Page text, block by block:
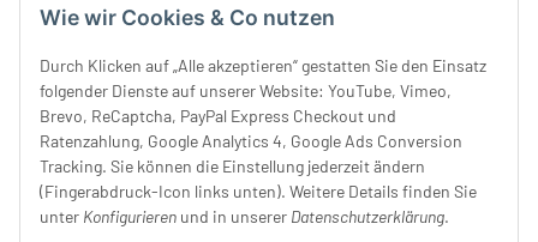
Wie wir Cookies & Co nutzen
Durch Klicken auf „Alle akzeptieren“ gestatten Sie den Einsatz
folgender Dienste auf unserer Website: YouTube, Vimeo,
Brevo, ReCaptcha, PayPal Express Checkout und
Ratenzahlung, Google Analytics 4, Google Ads Conversion
Tracking. Sie können die Einstellung jederzeit ändern
(Fingerabdruck-Icon links unten). Weitere Details finden Sie
unter Konfigurieren und in unserer Datenschutzerklärung.
Donnerstag:
10 - 18 Uhr
Samstag:
10 - 14 Uhr
Unser Service
Rechtliches